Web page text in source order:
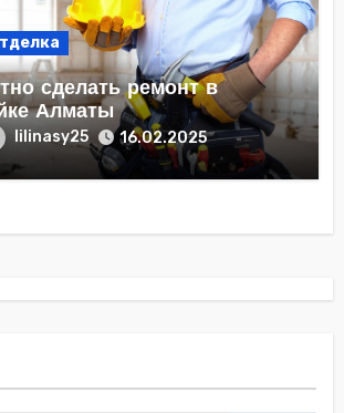
сделать ремонт в
Алматы
lilinasy25 16.02.2025